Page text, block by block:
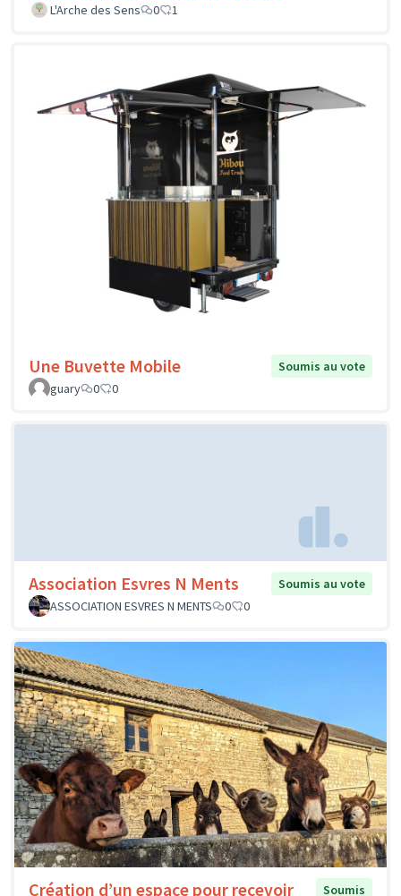
L'Arche des Sens
0 1
Une Buvette Mobile
Soumis au vote
guary
0 0
Association Esvres N Ments
Soumis au vote
ASSOCIATION ESVRES N MENTS
0 0
Création d’un espace pour recevoir Soumis